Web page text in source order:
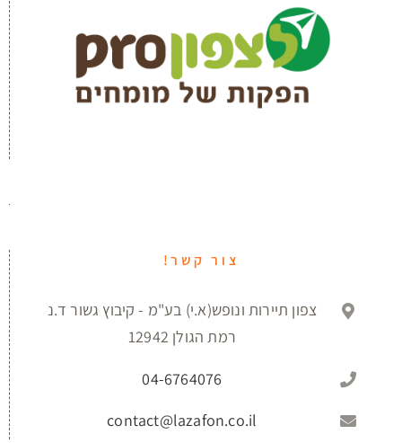
צור קשר!
צפון תיירות ונופש(א.י) בע"מ - קיבוץ גשור ד.נ
רמת הגולן 12942
04-6764076
contact@lazafon.co.il